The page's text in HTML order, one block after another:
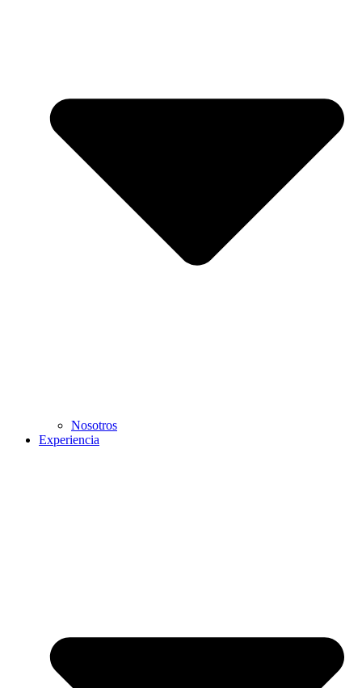
Nosotros
Experiencia